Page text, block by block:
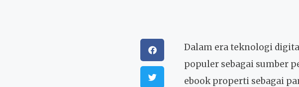
Dalam era teknologi
populer sebagai sumber
ebook properti sebagai